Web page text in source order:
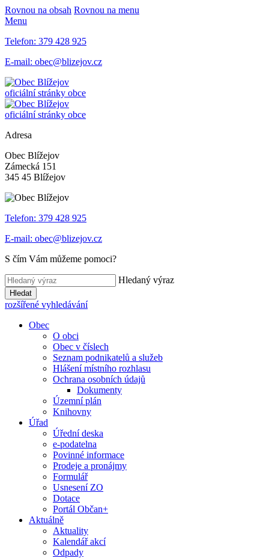
Rovnou na obsah Rovnou na menu
Menu
Telefon: 379 428 925
E-mail: obec@blizejov.cz
oficiální stránky obce
oficiální stránky obce
Adresa
Obec Blížejov
Zámecká 151
345 45 Blížejov
Telefon: 379 428 925
E-mail: obec@blizejov.cz
S čím Vám můžeme pomoci?
Hledaný výraz
Hledat
rozšířené vyhledávání
Obec
O obci
Obec v číslech
Seznam podnikatelů a služeb
Hlášení místního rozhlasu
Ochrana osobních údajů
Dokumenty
Územní plán
Knihovny
Úřad
Úřední deska
e-podatelna
Povinné informace
Prodeje a pronájmy
Formulář
Usnesení ZO
Dotace
Portál Občan+
Aktuálně
Aktuality
Kalendář akcí
Odpady